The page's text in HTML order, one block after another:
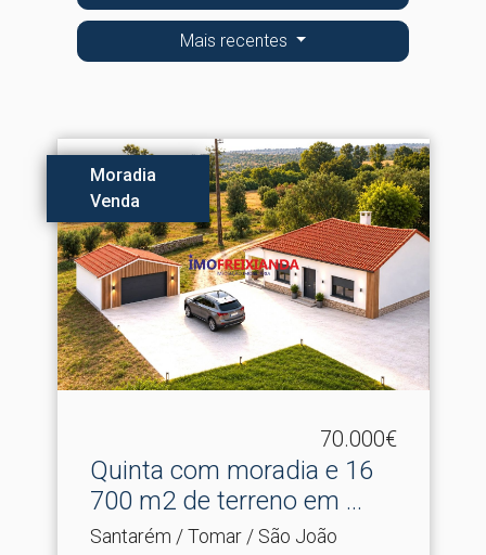
Mais recentes
Moradia
Venda
70.000€
Quinta com moradia e 16
700 m2 de terreno em .​..
Santarém / Tomar / São João